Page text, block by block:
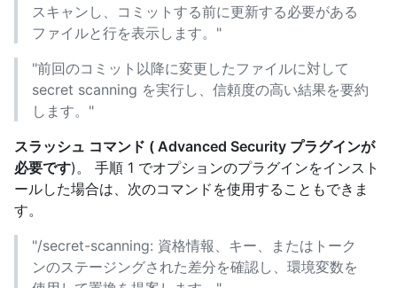
スキャンし、コミットする前に更新する必要がある
ファイルと行を表示します。"
"前回のコミット以降に変更したファイルに対して
secret scanning を実行し、信頼度の高い結果を要約
します。"
スラッシュ コマンド ( Advanced Security プラグインが
必要です)。 手順 1 でオプションのプラグインをインスト
ールした場合は、次のコマンドを使用することもできま
す。
"/secret-scanning: 資格情報、キー、またはトーク
ンのステージングされた差分を確認し、環境変数を